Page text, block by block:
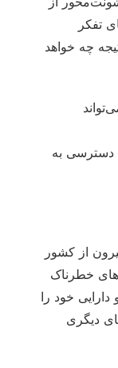
تفکر
چه خواهد
به
از کشور
خطرناک
خود را
دیگری